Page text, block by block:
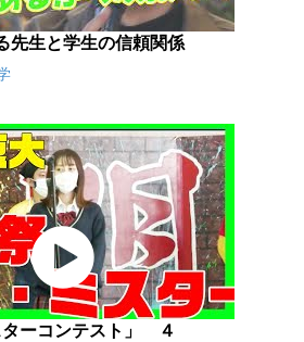
生と学生の信頼関係
ーコンテスト」 ４